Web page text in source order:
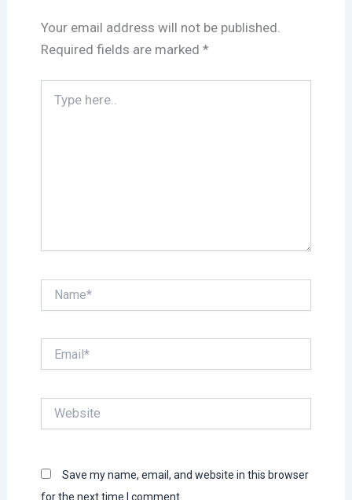
Your email address will not be published.
Required fields are marked *
here..
Save my name, email, and website in this browser
for the next time I comment.